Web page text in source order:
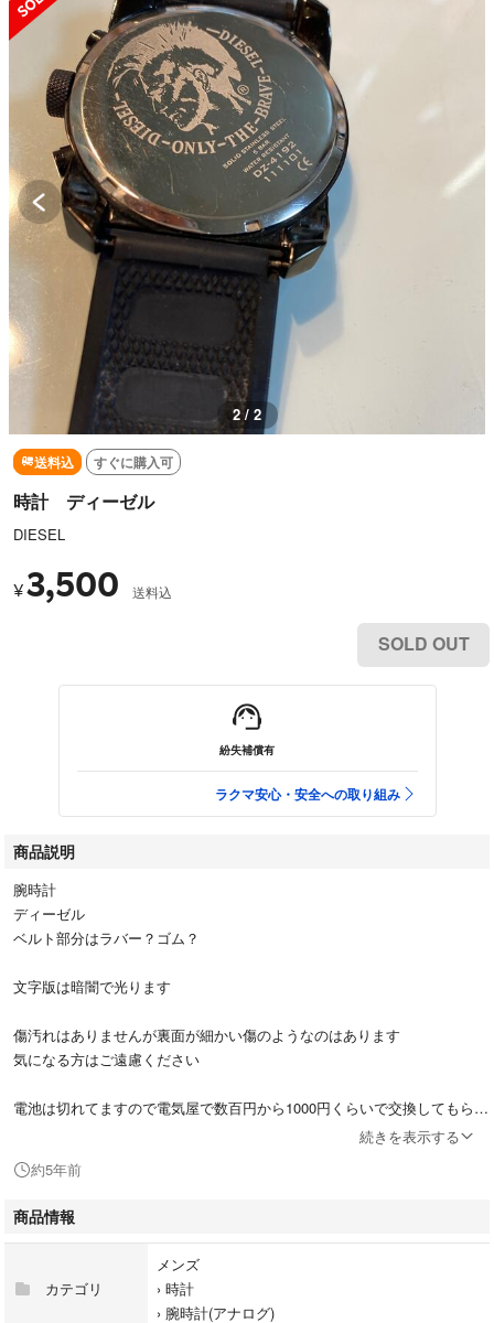
2 / 2
送料込 すぐに購入可
時計 ディーゼル
DIESEL
¥3,500 送料込
SOLD OUT
紛失補償有
ラクマ安心・安全への取り組み
商品説明
腕時計
ディーゼル
ベルト部分はラバー？ゴム？
文字版は暗闇で光ります
傷汚れはありませんが裏面が細かい傷のようなのはあります
気になる方はご遠慮ください
電池は切れてますので電気屋で数百円から1000円くらいで交換してもらえ
続きを表示する
約5年前
商品情報
カテゴリ
メンズ
› 時計
› 腕時計(アナログ)